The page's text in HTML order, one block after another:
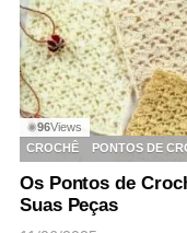
◉96Views
CROCHÊ
PONTOS DE
Os Pontos de
Suas Peças